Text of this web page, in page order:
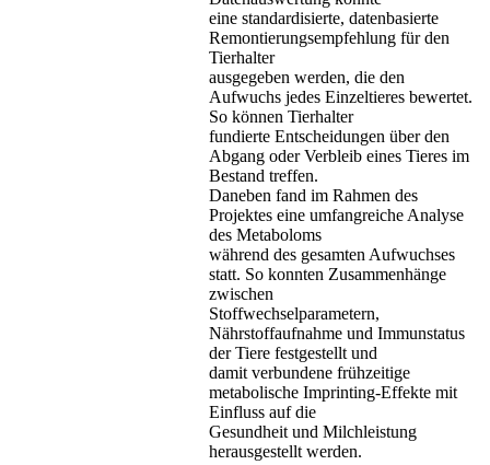
eine standardisierte, datenbasierte
Remontierungsempfehlung für den
Tierhalter
ausgegeben werden, die den
Aufwuchs jedes Einzeltieres bewertet.
So können Tierhalter
fundierte Entscheidungen über den
Abgang oder Verbleib eines Tieres im
Bestand treffen.
Daneben fand im Rahmen des
Projektes eine umfangreiche Analyse
des Metaboloms
während des gesamten Aufwuchses
statt. So konnten Zusammenhänge
zwischen
Stoffwechselparametern,
Nährstoffaufnahme und Immunstatus
der Tiere festgestellt und
damit verbundene frühzeitige
metabolische Imprinting-Effekte mit
Einfluss auf die
Gesundheit und Milchleistung
herausgestellt werden.